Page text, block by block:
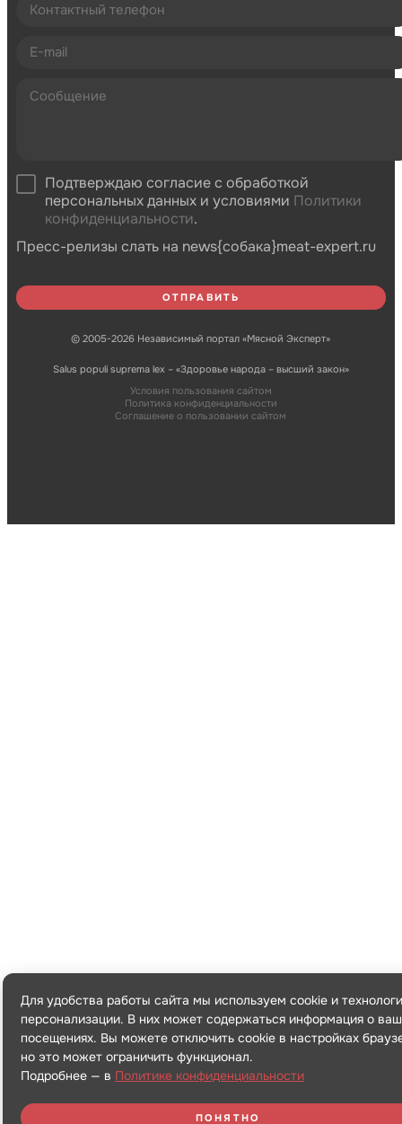
Подтверждаю согласие с обработкой
персональных данных и условиями Политики
конфиденциальности.
Пресс-релизы слать на news{собака}meat-expert.ru
© 2005-2026 Независимый портал «Мясной Эксперт»
Salus populi suprema lex – «Здоровье народа – высший закон»
Условия пользования сайтом
Политика конфиденциальности
Соглашение о пользовании сайтом
Для удобства работы сайта мы используем cookie и
персонализации. В них может содержаться информация о
посещениях. Вы можете отключить cookie в настройках
но это может ограничить функционал.
Подробнее — в Политике конфиденциальности
ПОНЯТНО